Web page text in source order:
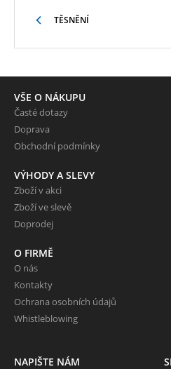
TĚSNĚNÍ
VŠE O NÁKUPU
Časté dotazy
Doprava
Obchodní podmínky
VÝHODY A SLEVY
Zboží v akci
Zboží ve slevě
Doprodej
O FIRMĚ
O nás
Kontakty
Ochrana osobních údajů
Whistleblowing
NAPIŠTE NÁM